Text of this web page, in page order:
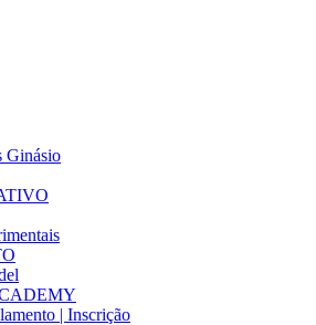
Ginásio
| Inscrição